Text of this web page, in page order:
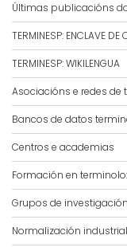
Últimas publicacións
TERMINESP: ENCLAVE DE
TERMINESP: WIKILENGUA
Asociacións e redes de
Bancos de datos
Centros e academias
Formación en
Grupos de investigación
Normalización industrial